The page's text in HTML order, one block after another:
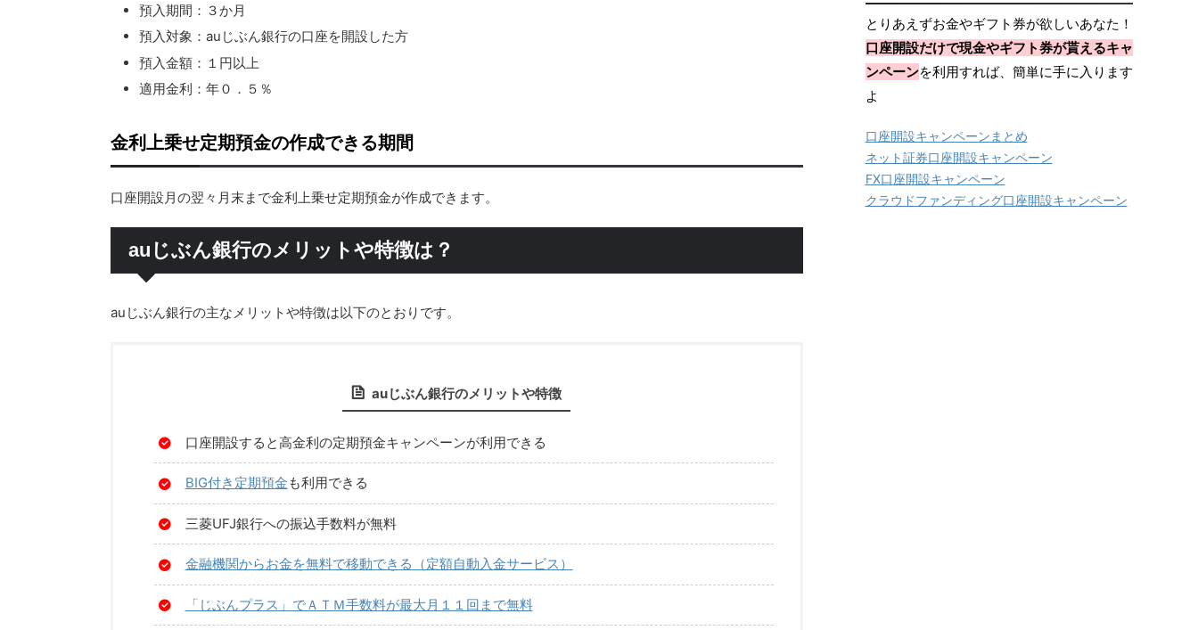
預入期間：３か月
預入対象：auじぶん銀行の口座を開設した方
預入金額：１円以上
適用金利：年０．５％
金利上乗せ定期預金の作成できる期間
口座開設月の翌々月末まで金利上乗せ定期預金が作成できます。
auじぶん銀行のメリットや特徴は？
auじぶん銀行の主なメリットや特徴は以下のとおりです。
auじぶん銀行のメリットや特徴
口座開設すると高金利の定期預金キャンペーンが利用できる
BIG付き定期預金 も利用できる
三菱UFJ銀行への振込手数料が無料
金融機関からお金を無料で移動できる（定額自動入金サービス）
「じぶんプラス」でＡＴＭ手数料が最大月１１回まで無料
とりあえずお金やギフト券が欲しいあなた！
口座開設だけで現金やギフト券が貰えるキャ
ンペーンを利用すれば、簡単に手に入ります
よ
口座開設キャンペーンまとめ
ネット証券口座開設キャンペーン
FX口座開設キャンペーン
クラウドファンディング口座開設キャンペーン